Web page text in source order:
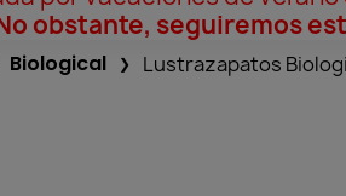
obstante, seguiremos
Biological
Lustrazapatos